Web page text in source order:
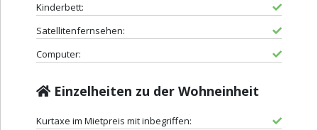
Kinderbett:
Satellitenfernsehen:
Computer:
Einzelheiten zu der Wohneinheit
Kurtaxe im Mietpreis mit inbegriffen: